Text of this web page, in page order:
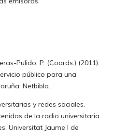
Pulido, P. (Coords.) (2011).
público para una
Netbiblo.
y redes sociales.
de la radio universitaria
Universitat Jaume I de